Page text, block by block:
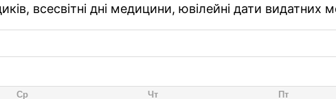
всесвітні дні медицини, ювілейні дати видатних
Ср Чт Пт